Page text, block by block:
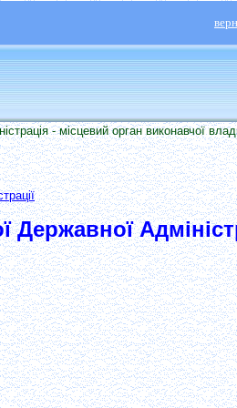
- місцевий орган виконавчої влади
Державної